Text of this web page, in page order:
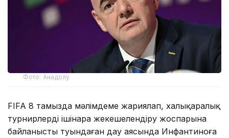
Фото: Анадолу
FIFA 8 тамызда мәлімдеме жариялап, халықаралық
турнирлерді ішінара жекешелендіру жоспарына
байланысты туындаған дау аясында Инфантиноға